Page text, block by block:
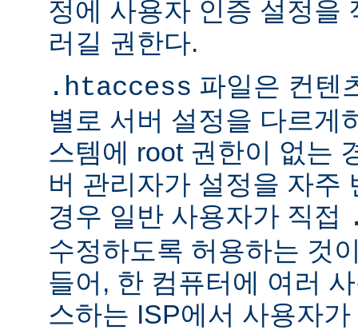
정에 사용자 인증 설정을
러길 권한다.
.htaccess 파일은 컨텐
별로 서버 설정을 다르게
스템에 root 권한이 없는
버 관리자가 설정을 자주
경우 일반 사용자가 직접
수정하도록 허용하는 것
들어, 한 컴퓨터에 여러
스하는 ISP에서 사용자